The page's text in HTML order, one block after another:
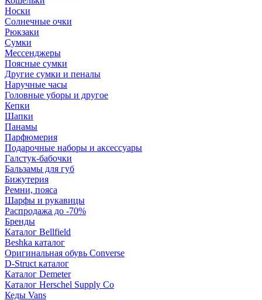
Носки
Солнечные очки
Рюкзаки
Сумки
Мессенджеры
Поясные сумки
Другие сумки и пеналы
Наручные часы
Головные уборы и другое
Кепки
Шапки
Панамы
Парфюмерия
Подарочные наборы и аксессуары
Галстук-бабочки
Бальзамы для губ
Бижутерия
Ремни, пояса
Шарфы и рукавицы
Распродажа до -70%
Бренды
Каталог Bellfield
Beshka каталог
Оригинальная обувь Converse
D-Struct каталог
Каталог Demeter
Каталог Herschel Supply Co
Кеды Vans